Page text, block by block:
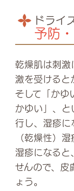
ドライ
予防
乾燥肌は刺激
激を受けると
そして「かゆ
かゆい」、と
行し、湿疹に
（乾燥性）湿
湿疹になると
せんので、皮
ょう。